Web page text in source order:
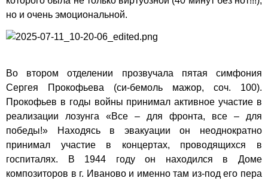
но и очень эмоциональной.
Во втором отделении прозвучала пятая симфония
Сергея Прокофьева (си-бемоль мажор, соч. 100).
Прокофьев в годы войны принимал активное участие в
реализации лозунга «Все – для фронта, все – для
победы!» Находясь в эвакуации он неоднократно
принимал участие в концертах, проводящихся в
госпиталях. В 1944 году он находился в Доме
композиторов в г. Иваново и именно там из-под его пера